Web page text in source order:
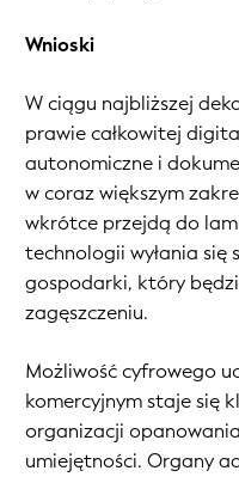
Wnioski
W ciągu najbliższej
prawie całkowitej
autonomiczne i
w coraz większym
wkrótce przejdą do
technologii wyłania się
gospodarki, który
zagęszczeniu.
Możliwość cyfrowego
komercyjnym staje się
organizacji
umiejętności. Organy